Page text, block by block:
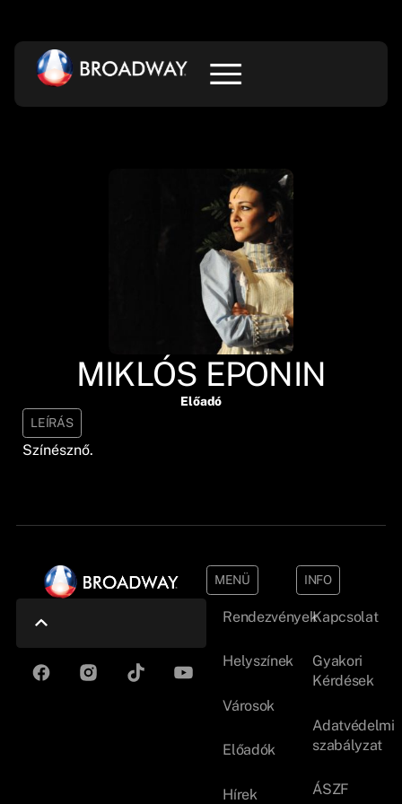
MIKLÓS EPONIN
Előadó
LEÍRÁS
Színésznő.
MENÜ
Rendezvények
Helyszínek
Városok
Előadók
Hírek
INFO
Kapcsolat
Gyakori
Kérdések
Adatvédelmi
szabályzat
ÁSZF